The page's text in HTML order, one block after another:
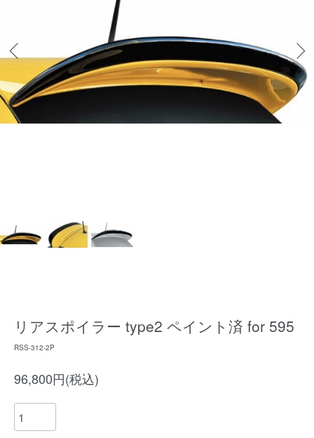
リアスポイラー type2 ペイント済 for 595
RSS-312-2P
96,800円(税込)